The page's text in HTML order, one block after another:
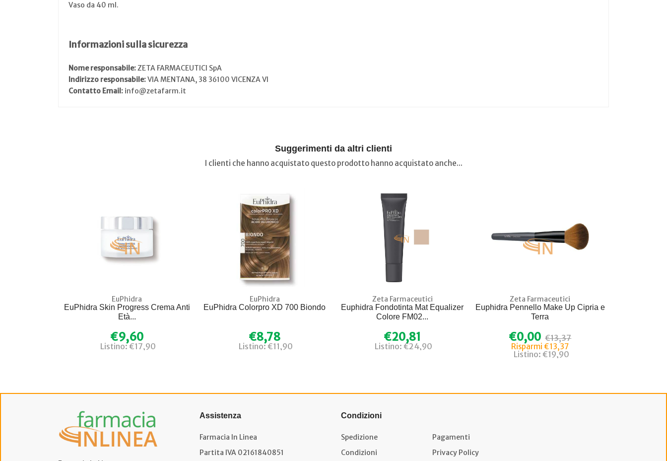
Vaso da 40 ml.
Informazioni sulla sicurezza
Nome responsabile:ZETA FARMACEUTICI SpA
Indirizzo responsabile:VIA MENTANA, 38 36100 VICENZA VI
Contatto Email: info@zetafarm.it
Suggerimenti da altri clienti
I clienti che hanno acquistato questo prodotto hanno acquistato anche...
EuPhidra
EuPhidra Skin Progress Crema Anti
Età...
€9,60
Listino: €17,90
EuPhidra
EuPhidra Colorpro XD 700 Biondo
€8,78
Listino: €11,90
Zeta Farmaceutici
Euphidra Fondotinta Mat Equalizer
Colore FM02...
€20,81
Listino: €24,90
Zeta Farmaceutici
Euphidra Pennello Make Up Cipria e
Terra
€0,00 €13,37
Risparmi €13,37
Listino: €19,90
Assistenza
Farmacia In Linea
Partita IVA 02161840851
Condizioni
Spedizione
Pagamenti
Condizioni
Privacy Policy